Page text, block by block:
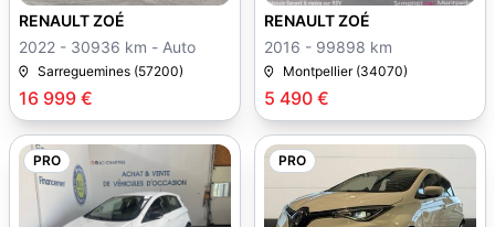
16 999 €
RENAULT ZOÉ
2022 - 30936 km - Auto
Sarreguemines (57200)
5 490 €
RENAULT ZOÉ
2016 - 99898 km
Montpellier (34070)
PRO PRO